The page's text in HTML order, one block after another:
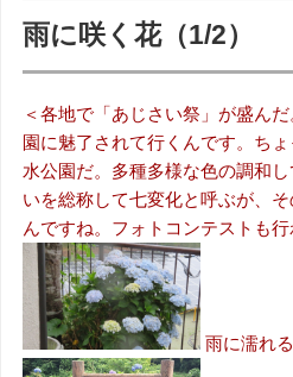
雨に咲く花（1/2）
＜各地で「あじさい祭」が盛ん
園に魅了されて行くんです。ち
水公園だ。多種多様な色の調和
いを総称して七変化と呼ぶが、
んですね。フォトコンテストも
雨に濡れ